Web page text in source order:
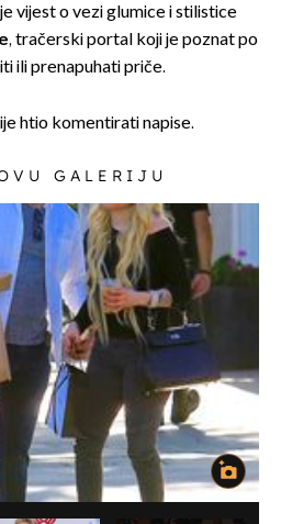
vijest o vezi glumice i stilistice
, tračerski portal koji je poznat po
ili prenapuhati priče.
htio komentirati napise.
GALERIJU